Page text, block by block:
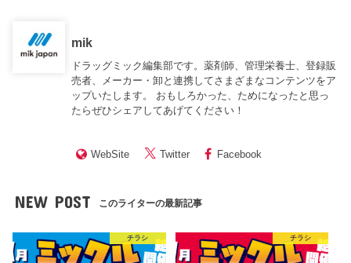
mik
ドラッグミック編集部です。薬剤師、管理栄養士、登録販
売者、メーカー・卸と連携してさまざまなコンテンツをア
ップいたします。 おもしろかった、ためになったと思っ
たらぜひシェアしてあげてください！
WebSite Twitter Facebook
NEW POST このライターの最新記事
チラシ チラシ